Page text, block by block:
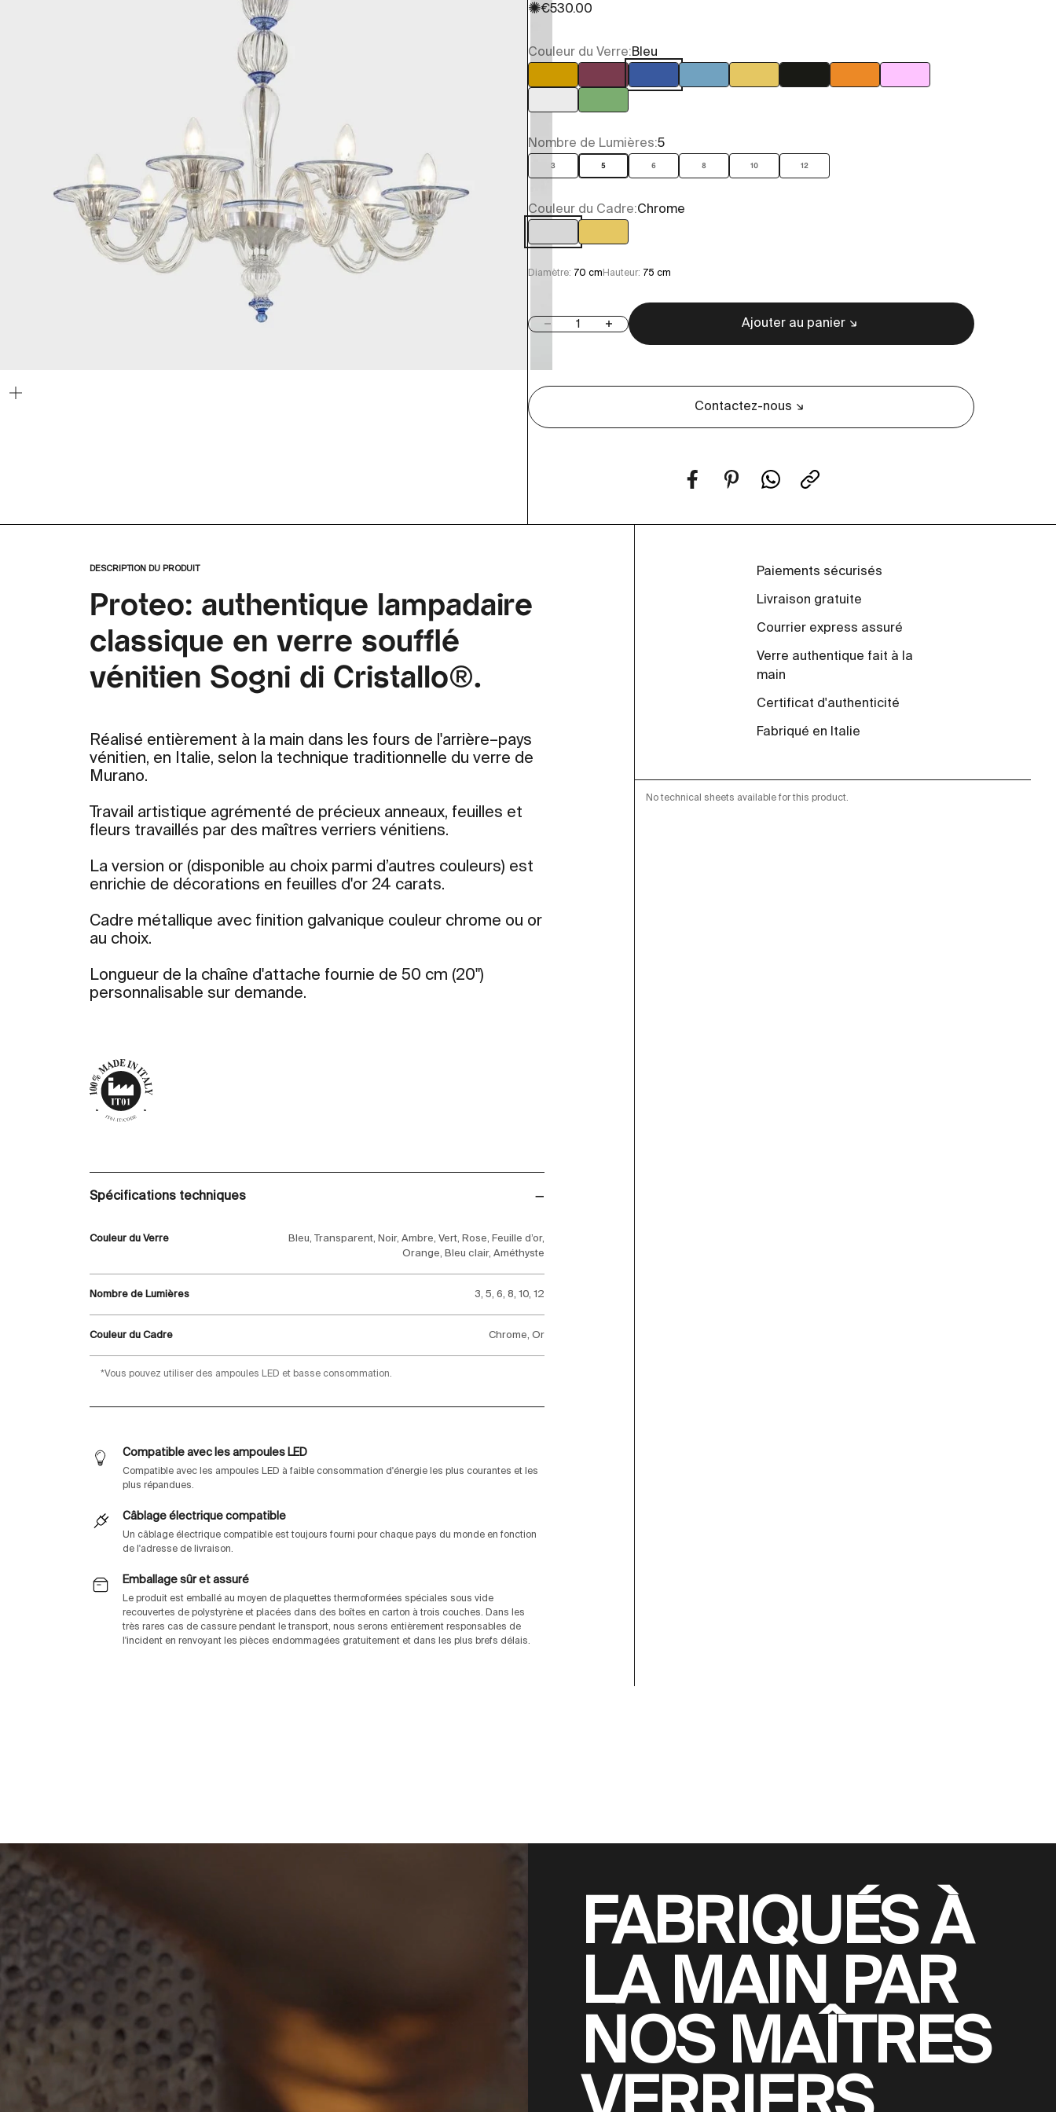
✺Prix de vente
€530.00
Couleur du Verre:Bleu
Ambre AméthysteBleu Bleu clair Feuille d’orNoir Orange
Rose
TransparentVert
Nombre de Lumières:5
3 5 6 8 10 12
Couleur du Cadre:Chrome
Chrome
Diamètre: 70 cm Hauteur: 75 cm
Diminuer la quantitéAugmenter la quantité Ajouter au panier
Contactez-nous
DESCRIPTION DU PRODUIT
Proteo: authentique lampadaire
classique en verre soufflé
vénitien Sogni di Cristallo®.
Réalisé entièrement à la main dans les fours de l'arrière–pays
vénitien, en Italie, selon la technique traditionnelle du verre de
Murano.
Travail artistique agrémenté de précieux anneaux, feuilles et
fleurs travaillés par des maîtres verriers vénitiens.
La version or (disponible au choix parmi d’autres couleurs) est
enrichie de décorations en feuilles d'or 24 carats.
Cadre métallique avec finition galvanique couleur chrome ou or
au choix.
Longueur de la chaîne d'attache fournie de 50 cm (20")
personnalisable sur demande.
Spécifications techniques
Couleur du Verre
Bleu, Transparent, Noir, Ambre, Vert, Rose, Feuille d’or,
Orange, Bleu clair, Améthyste
Nombre de Lumières 3, 5, 6, 8, 10, 12
Couleur du Cadre Chrome, Or
*Vous pouvez utiliser des ampoules LED et basse consommation.
Compatible avec les ampoules LED
Compatible avec les ampoules LED à faible consommation d'énergie les plus courantes et les
plus répandues.
Câblage électrique compatible
Un câblage électrique compatible est toujours fourni pour chaque pays du monde en fonction
de l'adresse de livraison.
Emballage sûr et assuré
Le produit est emballé au moyen de plaquettes thermoformées spéciales sous vide
recouvertes de polystyrène et placées dans des boîtes en carton à trois couches. Dans les
très rares cas de cassure pendant le transport, nous serons entièrement responsables de
l'incident en renvoyant les pièces endommagées gratuitement et dans les plus brefs délais.
Paiements sécurisés
Livraison gratuite
Courrier express assuré
Verre authentique fait à la
main
Certificat d'authenticité
Fabriqué en Italie
No technical sheets available for this product.
FABRIQUÉS À
LA MAIN PAR
NOS MAÎTRES